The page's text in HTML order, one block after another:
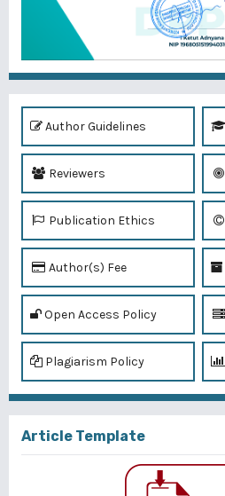
Author Guidelines
Reviewers
Publication Ethics
Author(s) Fee
Open Access Policy
Plagiarism Policy
Article Template